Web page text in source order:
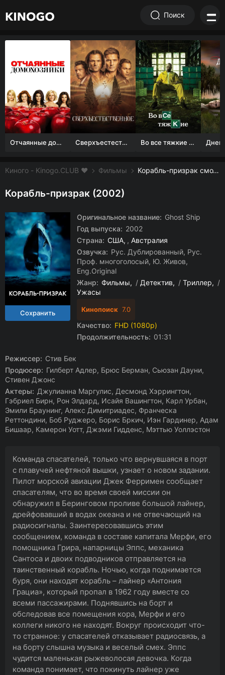
Поиск
Отчаянные домохозяйки (1 сезон) Сверхъестественное Во все тяжкие 1-5 сезон
Киного - Kinogo.CLUB ❤️ Фильмы Корабль-призрак смотреть онлайн бесплатно
Корабль-призрак (2002)
Оригинальное название: Ghost Ship
Год выпуска: 2002
Страна: США , Австралия
Озвучка: Рус. Дублированный, Рус.
Проф. многоголосый, Ю. Живов,
Eng.Original
Жанр: Фильмы / Детектив / Триллер
/
Ужасы
Кинопоиск 7.0
Качество: FHD (1080p)
Продолжительность: 01:31
Режиссер: Стив Бек
Продюсер: Гилберт Адлер, Брюс Берман, Сьюзан Дауни,
Стивен Джонс
Актеры: Джулианна Маргулис, Десмонд Хэррингтон,
Гэбриел Бирн, Рон Элдард, Исайя Вашингтон, Карл Урбан,
Эмили Браунинг, Алекс Димитриадес, Франческа
Реттондини, Боб Руджеро, Борис Бркич, Иэн Гардинер, Адам
Бишаар, Камерон Уотт, Джэми Гидденс, Мэттью Уоллэстон
Команда спасателей, только что вернувшаяся в порт
с плавучей нефтяной вышки, узнает о новом задании.
Пилот морской авиации Джек Ферримен сообщает
спасателям, что во время своей миссии он
обнаружил в Беринговом проливе большой лайнер,
дрейфовавший в водах океана и не отвечающий на
радиосигналы. Заинтересовавшись этим
сообщением, команда в составе капитала Мерфи, его
помощника Грира, напарницы Эппс, механика
Сантоса и двоих подводников отправляется на
таинственный корабль. Ночью, когда поднимается
буря, они находят корабль – лайнер «Антония
Грациа», который пропал в 1962 году вместе со
всеми пассажирами. Поднявшись на борт и
обследовав все помещения кора, Мерфи и его
коллеги никого не находят. Вокруг происходит что-
то странное: у спасателей отказывает радиосвязь, а
на борту слышна музыка и веселый смех. Эппс
чудится маленькая рыжеволосая девочка. Когда
команда понимает, что покинуть лайнер уже